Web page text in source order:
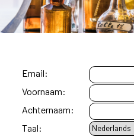
Email:
Voornaam:
Achternaam:
Taal: